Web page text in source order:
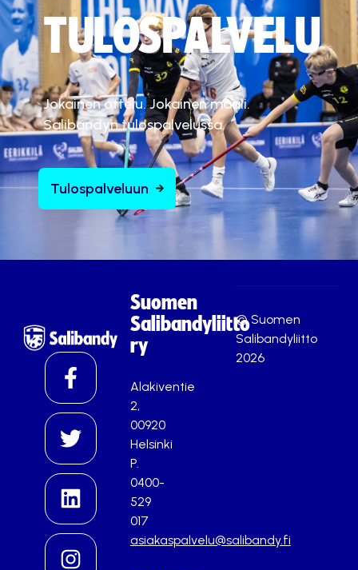
TULOSPALVELU
Jokainen ottelu. Jokainen maali.
Salibandyn tulospalvelussa.
Tulospalveluun
Suomen
Salibandyliitto
ry
Alakiventie
2,
00920
Helsinki
P.
0400-
529
017
asiakaspalvelu@salibandy.fi
© Suomen
Salibandyliitto
2026